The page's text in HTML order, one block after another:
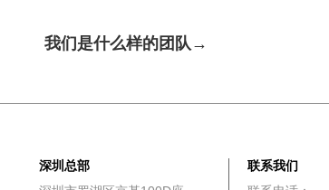
我们是什么样的团队→
深圳总部
联系我们